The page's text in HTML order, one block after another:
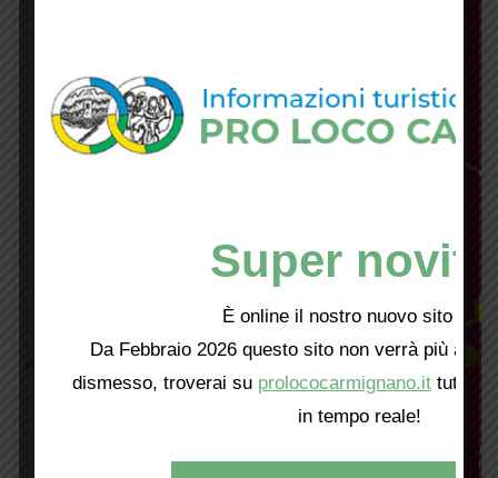
Super
È online il nostro nuovo sito web!
Da Febbraio 2026 questo sito non verrà più
dismesso, troverai su prolococarmignano.it tutti i
in tempo reale!